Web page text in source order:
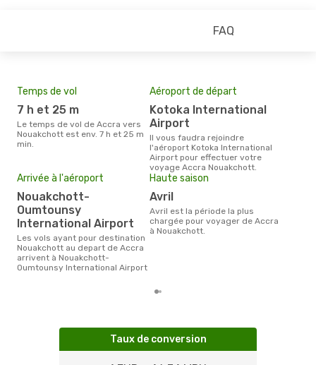
FAQ
Temps de vol
7 h et 25 m
Le temps de vol de Accra vers
Nouakchott est env. 7 h et 25 m
min.
Aéroport de départ
Kotoka International
Airport
Il vous faudra rejoindre
l'aéroport Kotoka International
Airport pour effectuer votre
voyage Accra Nouakchott.
Arrivée à l'aéroport
Nouakchott-
Oumtounsy
International Airport
Les vols ayant pour destination
Nouakchott au depart de Accra
arrivent à Nouakchott-
Oumtounsy International Airport
Haute saison
avril
avril est la période la plus
chargée pour voyager de Accra
à Nouakchott.
Taux de conversion